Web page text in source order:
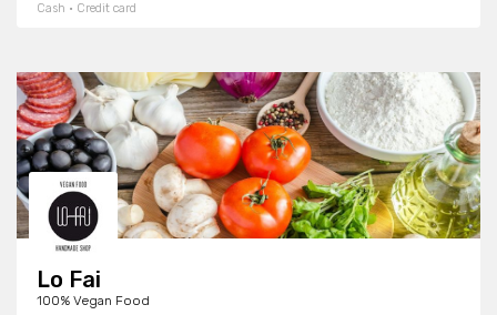
Cash · Credit card
Lo Fai
100% Vegan Food